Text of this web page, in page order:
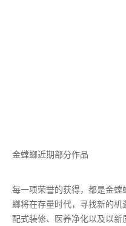
金螳螂近期部分作品
每一项荣誉的获得，都是金
螂将在存量时代，寻找新的
配式装修、医养净化以及以